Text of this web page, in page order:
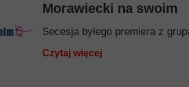
Morawiecki na swoim
Secesja byłego premiera z
Czytaj więcej